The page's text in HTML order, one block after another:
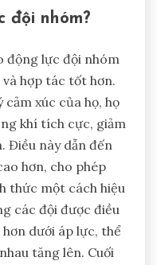
đội nhóm?
động lực đội nhóm
hợp tác tốt hơn.
cảm xúc của họ, họ
khí tích cực, giảm
Điều này dẫn đến
hơn, cho phép
thức một cách hiệu
các đội được điều
dưới áp lực, thể
tăng lên. Cuối